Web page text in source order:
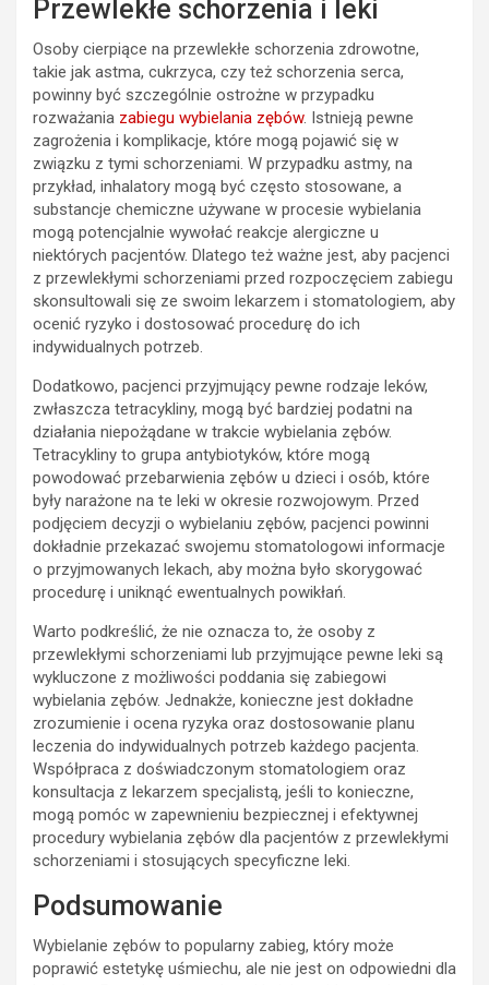
Przewlekłe schorzenia i leki
Osoby cierpiące na przewlekłe schorzenia zdrowotne,
takie jak astma, cukrzyca, czy też schorzenia serca,
powinny być szczególnie ostrożne w przypadku
rozważania zabiegu wybielania zębów. Istnieją pewne
zagrożenia i komplikacje, które mogą pojawić się w
związku z tymi schorzeniami. W przypadku astmy, na
przykład, inhalatory mogą być często stosowane, a
substancje chemiczne używane w procesie wybielania
mogą potencjalnie wywołać reakcje alergiczne u
niektórych pacjentów. Dlatego też ważne jest, aby pacjenci
z przewlekłymi schorzeniami przed rozpoczęciem zabiegu
skonsultowali się ze swoim lekarzem i stomatologiem, aby
ocenić ryzyko i dostosować procedurę do ich
indywidualnych potrzeb.
Dodatkowo, pacjenci przyjmujący pewne rodzaje leków,
zwłaszcza tetracykliny, mogą być bardziej podatni na
działania niepożądane w trakcie wybielania zębów.
Tetracykliny to grupa antybiotyków, które mogą
powodować przebarwienia zębów u dzieci i osób, które
były narażone na te leki w okresie rozwojowym. Przed
podjęciem decyzji o wybielaniu zębów, pacjenci powinni
dokładnie przekazać swojemu stomatologowi informacje
o przyjmowanych lekach, aby można było skorygować
procedurę i uniknąć ewentualnych powikłań.
Warto podkreślić, że nie oznacza to, że osoby z
przewlekłymi schorzeniami lub przyjmujące pewne leki są
wykluczone z możliwości poddania się zabiegowi
wybielania zębów. Jednakże, konieczne jest dokładne
zrozumienie i ocena ryzyka oraz dostosowanie planu
leczenia do indywidualnych potrzeb każdego pacjenta.
Współpraca z doświadczonym stomatologiem oraz
konsultacja z lekarzem specjalistą, jeśli to konieczne,
mogą pomóc w zapewnieniu bezpiecznej i efektywnej
procedury wybielania zębów dla pacjentów z przewlekłymi
schorzeniami i stosujących specyficzne leki.
Podsumowanie
Wybielanie zębów to popularny zabieg, który może
poprawić estetykę uśmiechu, ale nie jest on odpowiedni dla